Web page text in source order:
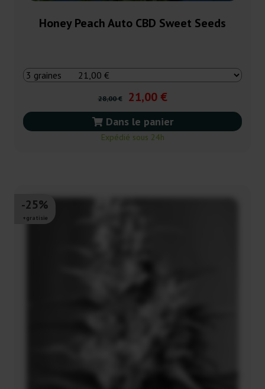
Honey Peach Auto CBD Sweet Seeds
28,00 € 21,00 €
Dans le panier
Expédié sous 24h
-25%
+gratisie